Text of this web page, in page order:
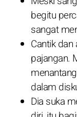
begitu
sangat
Cantik
pajangan.
dalam
Dia suka